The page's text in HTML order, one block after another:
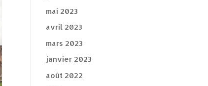
mai 2023
avril 2023
mars 2023
janvier 2023
août 2022